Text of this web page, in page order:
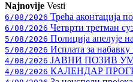
Najnovije Vesti
6/08/2026 Трећа аконтација
6/08/2026 Четврти третман
5/08/2026 Полиција апелује
5/08/2026 Исплата за набавку
4/08/2026 ЈАВНИ ПОЗИВ
4/08/2026 КАЛЕНДАР